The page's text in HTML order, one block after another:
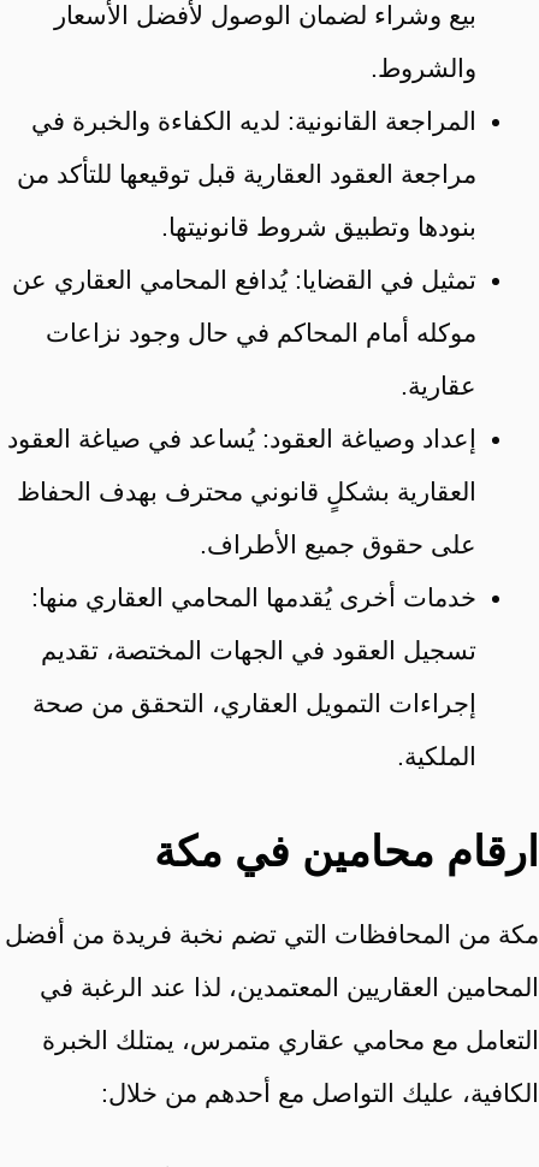
بيع وشراء لضمان الوصول لأفضل الأسعار
والشروط.
المراجعة القانونية: لديه الكفاءة والخبرة في
مراجعة العقود العقارية قبل توقيعها للتأكد من
بنودها وتطبيق شروط قانونيتها.
تمثيل في القضايا: يُدافع المحامي العقاري عن
موكله أمام المحاكم في حال وجود نزاعات
عقارية.
إعداد وصياغة العقود: يُساعد في صياغة العقود
العقارية بشكلٍ قانوني محترف بهدف الحفاظ
على حقوق جميع الأطراف.
خدمات أخرى يُقدمها المحامي العقاري منها:
تسجيل العقود في الجهات المختصة، تقديم
إجراءات التمويل العقاري، التحقق من صحة
الملكية.
ارقام محامين في مكة
مكة من المحافظات التي تضم نخبة فريدة من أفضل
المحامين العقاريين المعتمدين، لذا عند الرغبة في
التعامل مع محامي عقاري متمرس، يمتلك الخبرة
الكافية، عليك التواصل مع أحدهم من خلال: